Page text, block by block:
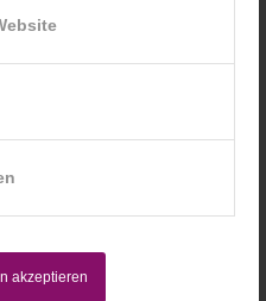
akzeptieren
E-Mail-Adresse*
Website